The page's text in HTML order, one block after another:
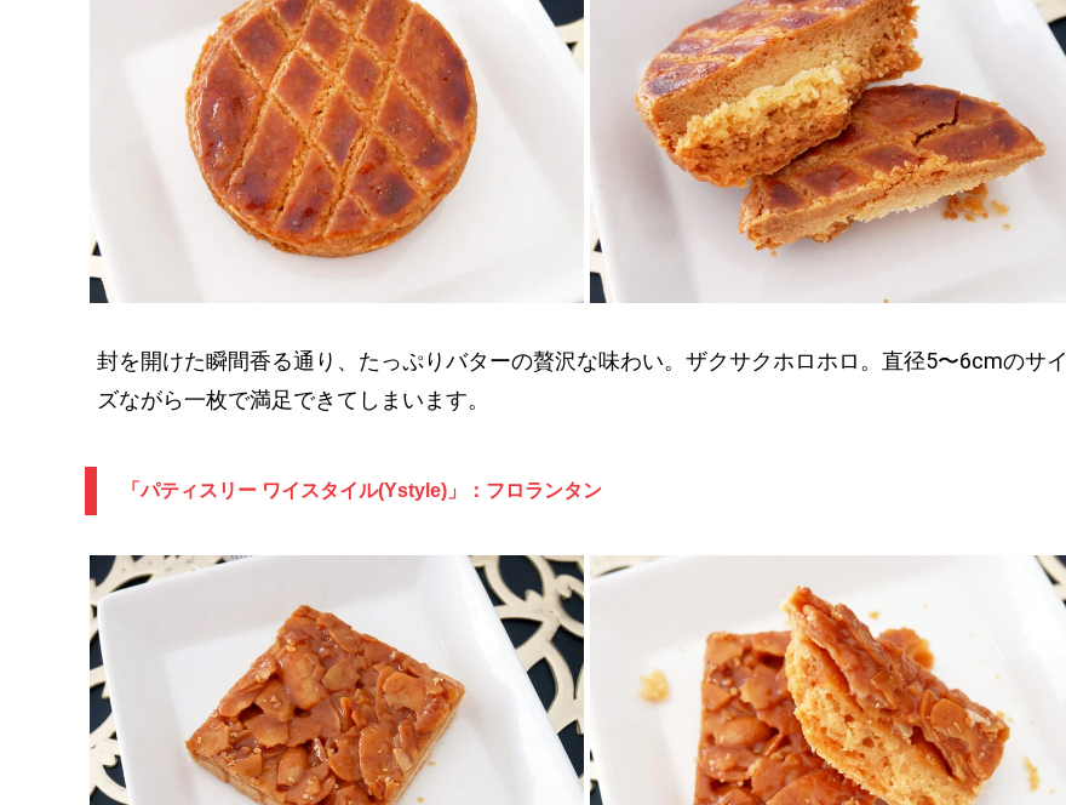
封を開けた瞬間香る通り、たっぷりバターの贅沢な味わい。ザクサクホロホロ。直径5〜6cmのサイ
ズながら一枚で満足できてしまいます。
「パティスリー ワイスタイル(Ystyle)」：フロランタン